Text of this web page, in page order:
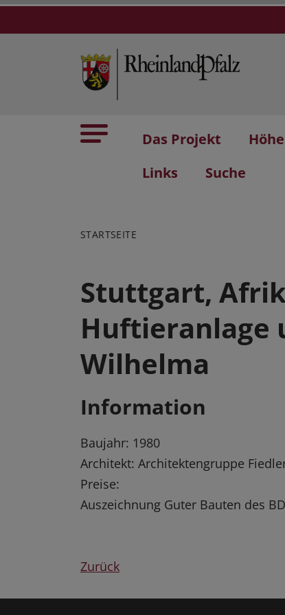
Das Projekt
Links
Suche
STARTSEITE
Stuttgart,
Huftieranlage
Wilhelma
Information
Baujahr: 1980
Architekt: Architektengruppe
Preise:
Auszeichnung Guter Bauten des
Zurück